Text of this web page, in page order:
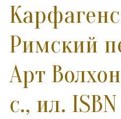
Римский
Арт
с., ил.